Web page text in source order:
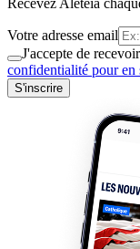
Recevez Aleteia
Votre adresse email
J'accepte de
confidentialité pour en
S'inscrire